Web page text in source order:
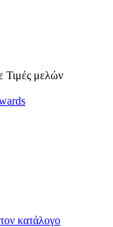
Τιμές μελών
κατάλογο